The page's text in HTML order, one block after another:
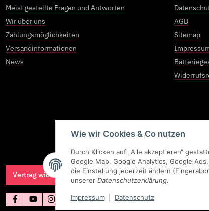
Wie wir Cookies & Co nutzen
Durch Klicken auf „Alle akzeptieren“
Google Map, Google Analytics, Google
die Einstellung jederzeit ändern
unserer Datenschutzerklärung.
Impressum Datenschutz
Meist gestellte Fragen und Antworten
Wir über uns
Zahlungsmöglichkeiten
Versandinformationen
News
AGB
Sitemap
Vertrag widerrufen